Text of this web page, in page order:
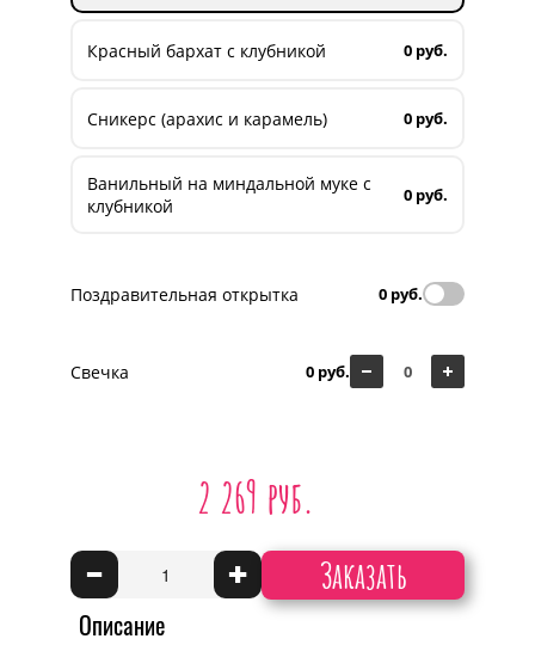
2 269 руб.
Заказать
- +
Красный бархат с клубникой 0 руб.
Сникерс (арахис и карамель) 0 руб.
Ванильный на миндальной муке с
клубникой
0 руб.
Поздравительная открытка 0 руб.
Свечка 0 руб.
Описание